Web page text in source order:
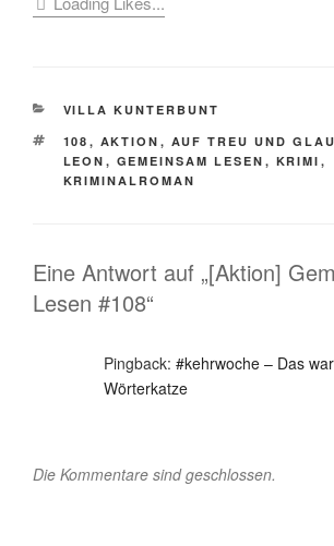
KATEGORIEN
VILLA KUNTERBUNT
SCHLAGWÖRTER
108 , AKTION , AUF TREU UND
LEON , GEMEINSAM LESEN , KRIMI ,
KRIMINALROMAN
Eine Antwort auf „[Aktion]
Lesen #108“
Pingback: #kehrwoche – Das
Wörterkatze
Die Kommentare sind geschlossen.